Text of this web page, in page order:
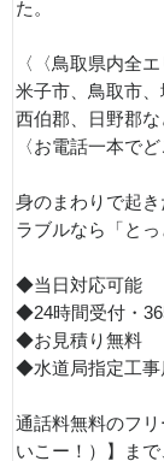
た。
〈〈鳥取県内全
米子市、鳥取市、
西伯郡、日野郡な
〈お電話一本で
身のまわりで起
ラブルなら「と
◆当日対応可能
◆24時間受付・
◆お見積り無料
◆水道局指定工事
通話料無料のフ
いこー！）】ま